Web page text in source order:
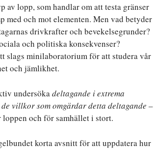
av lopp, som handlar om att testa gränser
med och mot elementen. Men vad betyder
drivkrafter och bevekelsegrunder?
och politiska konsekvenser?
slags minilaboratorium för att studera vår
och jämlikhet.
undersökadeltagande i extrema
villkor som omgärdar detta deltagande –
och för samhället i stort.
korta avsnitt för att uppdatera hur